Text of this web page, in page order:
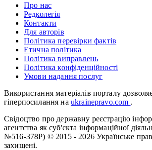
Про нас
Редколегія
Контакти
Для авторів
Політика перевірки фактів
Етична політика
Політика виправлень
Політика конфіденційності
Умови надання послуг
Використання матеріалів порталу
гіперпосилання на ukrainepravo.com .
Свідоцтво про державну реєстрацію
агентства як суб'єкта інформаційної
№516-378Р) © 2015 - 2026 Українське
захищені.